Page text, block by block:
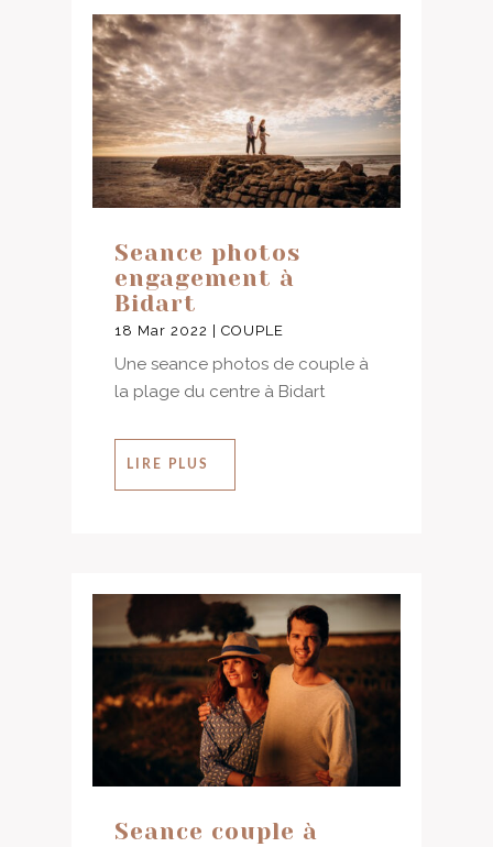
Seance photos
engagement à
Bidart
18 Mar 2022 | COUPLE
Une seance photos de couple à
la plage du centre à Bidart
LIRE PLUS
Seance couple à